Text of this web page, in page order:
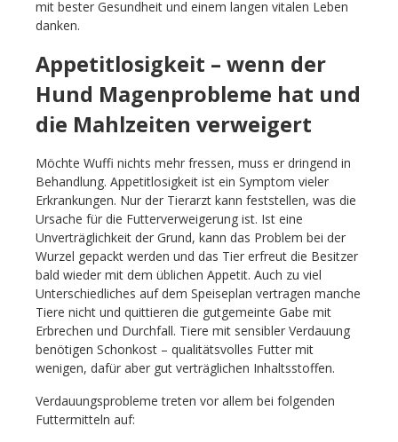
mit bester Gesundheit und einem langen vitalen Leben
danken.
Appetitlosigkeit – wenn der
Hund Magenprobleme hat und
die Mahlzeiten verweigert
Möchte Wuffi nichts mehr fressen, muss er dringend in
Behandlung. Appetitlosigkeit ist ein Symptom vieler
Erkrankungen. Nur der Tierarzt kann feststellen, was die
Ursache für die Futterverweigerung ist. Ist eine
Unverträglichkeit der Grund, kann das Problem bei der
Wurzel gepackt werden und das Tier erfreut die Besitzer
bald wieder mit dem üblichen Appetit. Auch zu viel
Unterschiedliches auf dem Speiseplan vertragen manche
Tiere nicht und quittieren die gutgemeinte Gabe mit
Erbrechen und Durchfall. Tiere mit sensibler Verdauung
benötigen Schonkost – qualitätsvolles Futter mit
wenigen, dafür aber gut verträglichen Inhaltsstoffen.
Verdauungsprobleme treten vor allem bei folgenden
Futtermitteln auf: